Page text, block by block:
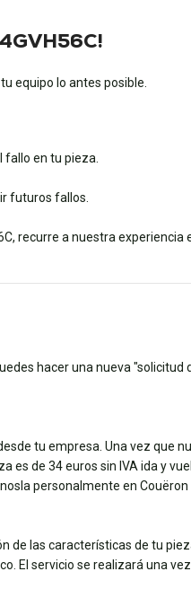
equipo lo antes posible.
en tu pieza.
futuros fallos.
recurre a nuestra
hacer una nueva
tu empresa. Una vez que
de 34 euros sin IVA ida y
personalmente en Couëron
las características de tu
El servicio se realizará una